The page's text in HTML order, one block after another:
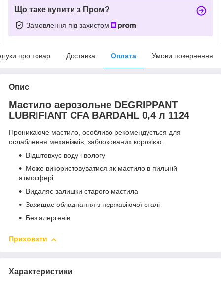
Що таке купити з Пром?
Замовлення під захистом
про товар Доставка Оплата Умови повернення
Опис
Мастило аерозольне DEGRIPPANT
LUBRIFIANT CFA BARDAHL 0,4 л 1124
Проникаюче мастило, особливо рекомендується для
ослаблення механізмів, заблокованих корозією.
Відштовхує воду і вологу
Може використовуватися як мастило в пильній
атмосфері.
Видаляє залишки старого мастила
Захищає обладнання з нержавіючої сталі
Без алергенів
Приховати
Характеристики